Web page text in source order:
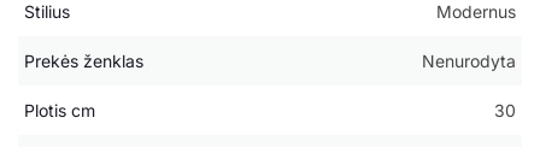
Stilius Modernus
Prekės ženklas Nenurodyta
Plotis cm 30